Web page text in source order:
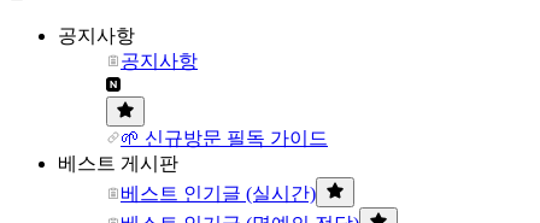
공지사항
공지사항
🌱 신규방문 필독 가이드
베스트 게시판
베스트 인기글 (실시간)